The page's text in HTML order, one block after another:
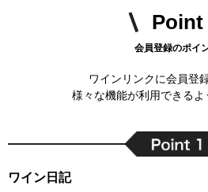
Point
会員登録のポイ
ワインリンクに会員登
様々な機能が利用できるよ
ワイン日記